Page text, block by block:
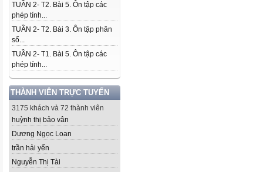
TUẦN 2- T2. Bài 5. Ôn tập các
phép tính...
TUẦN 2- T2. Bài 3. Ôn tập phân
số...
TUẦN 2- T1. Bài 5. Ôn tập các
phép tính...
THÀNH VIÊN TRỰC TUYẾN
3175 khách và 72 thành viên
huỳnh thị bảo vân
Dương Ngọc Loan
trần hải yến
Nguyễn Thị Tài